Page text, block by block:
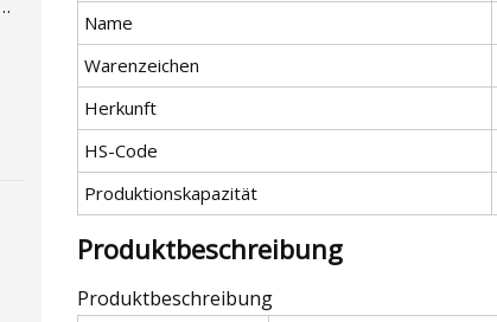
Name
Warenzeichen
Herkunft
HS-Code
Produktionskapazität
Produktbeschreibung
Produktbeschreibung